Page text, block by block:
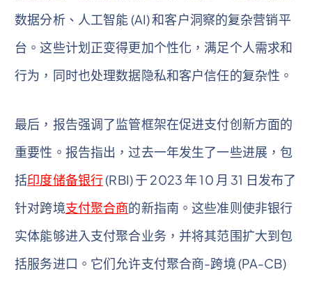
数据分析、人工智能 (AI) 和客户洞察的复杂营销平
台。这些计划正变得更加个性化，满足个人需求和
行为，同时也处理数据隐私和客户信任的复杂性。
最后，报告强调了监管框架在促进支付创新方面的
重要性。报告指出，过去一年发生了一些进展，包
括印度储备银行(RBI) 于 2023 年 10 月 31 日发布了
针对跨境支付聚合商的新指南。这些准则使非银行
实体能够进入支付聚合业务，并将其范围扩大到包
括服务进口。它们允许支付聚合商-跨境 (PA-CB)